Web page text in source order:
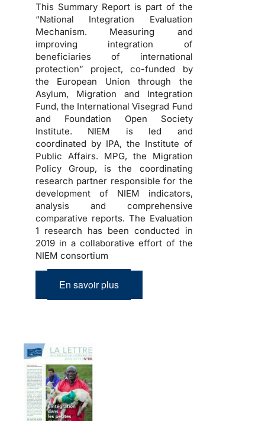
This Summary Report is part of the
“National Integration Evaluation
Mechanism. Measuring and
improving integration of
beneficiaries of international
protection” project, co-funded by
the European Union through the
Asylum, Migration and Integration
Fund, the International Visegrad Fund
and Foundation Open Society
Institute. NIEM is led and
coordinated by IPA, the Institute of
Public Affairs. MPG, the Migration
Policy Group, is the coordinating
research partner responsible for the
development of NIEM indicators,
analysis and comprehensive
comparative reports. The Evaluation
1 research has been conducted in
2019 in a collaborative effort of the
NIEM consortium
En savoir plus